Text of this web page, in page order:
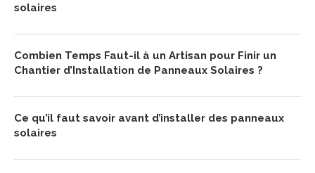
solaires
Combien Temps Faut-il à un Artisan pour Finir un
Chantier d’Installation de Panneaux Solaires ?
Ce qu’il faut savoir avant d’installer des panneaux
solaires